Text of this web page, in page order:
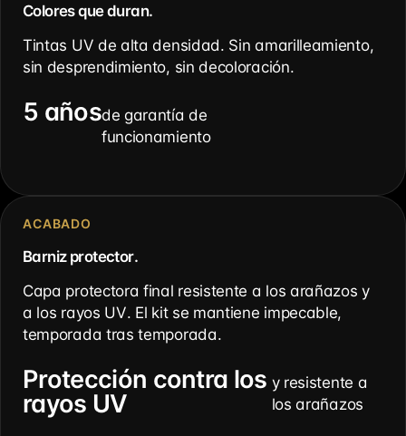
Colores que duran.
Tintas UV de alta densidad. Sin amarilleamiento,
sin desprendimiento, sin decoloración.
5 añosde garantía de
funcionamiento
ACABADO
Barniz protector.
Capa protectora final resistente a los arañazos y
a los rayos UV. El kit se mantiene impecable,
temporada tras temporada.
Protección contra los
rayos UV
y resistente a
los arañazos